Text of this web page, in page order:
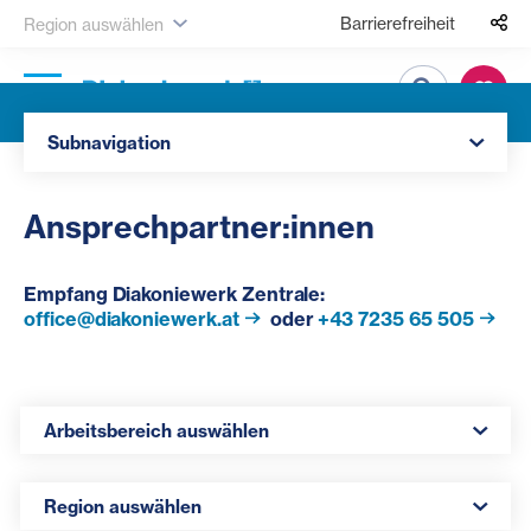
Region auswählen Barrierefreiheit
Subnavigation
Ansprechpartner:innen
Empfang Diakoniewerk Zentrale:
office@diakoniewerk.at
oder+43 7235 65 505
Arbeitsbereich auswählen
Region auswählen